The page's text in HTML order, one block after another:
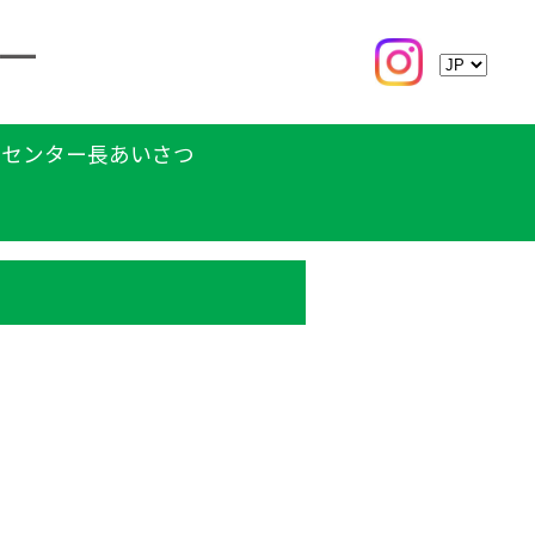
センター長あいさつ